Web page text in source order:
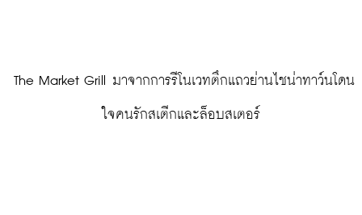
ใจคนรักสเตีกและล็อบสเตอร์